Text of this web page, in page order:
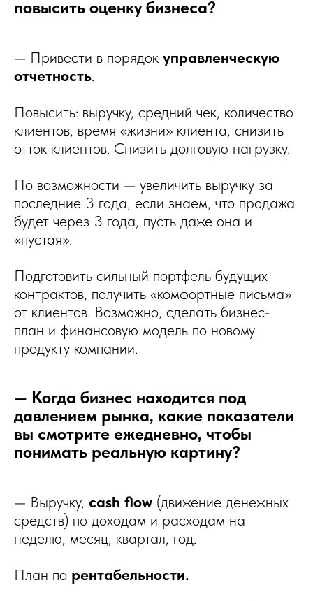
повысить оценку бизнеса?
— Привести в порядок управленческую
отчетность.
Повысить: выручку, средний чек, количество
клиентов, время «жизни» клиента, снизить
отток клиентов. Снизить долговую нагрузку.
По возможности — увеличить выручку за
последние 3 года, если знаем, что продажа
будет через 3 года, пусть даже она и
«пустая».
Подготовить сильный портфель будущих
контрактов, получить «комфортные письма»
от клиентов. Возможно, сделать бизнес-
план и финансовую модель по новому
продукту компании.
— Когда бизнес находится под
давлением рынка, какие показатели
вы смотрите ежедневно, чтобы
понимать реальную картину?
— Выручку, cash flow (движение денежных
средств) по доходам и расходам на
неделю, месяц, квартал, год.
План по рентабельности.